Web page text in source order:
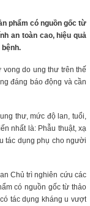
phẩm có nguồn gốc từ
an toàn cao, hiệu quả
do ung thư trên thế
đáng báo động và cần
thư, mức độ lan, tuổi,
nhất là: Phẫu thuật, xạ
tác dụng phụ cho người
Chủ trì nghiên cứu các
có nguồn gốc từ thảo
tác dụng kháng u vượt